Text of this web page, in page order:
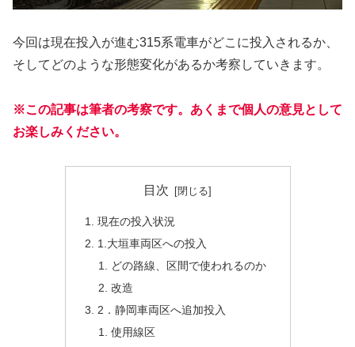
今回は現在投入が進む315系電車がどこに投入されるか、
そしてどのような形態変化があるか考察していきます。
※この記事は筆者の考察です。あくまで個人の意見として
お楽しみください。
目次
現在の投入状況
1.大垣車両区への投入
どの路線、区間で使われるのか
改造
2．静岡車両区へ追加投入
使用線区